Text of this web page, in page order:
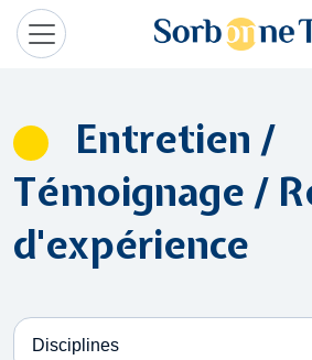
Aller au contenu principal
Entretien /
Témoignage /
d'expérience
Disciplines
Panneau de gestion des cookies